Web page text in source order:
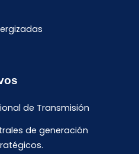
de Transmisión
de generación